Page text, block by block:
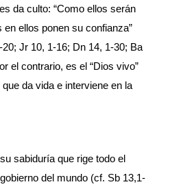
da culto: “Como ellos serán
ellos ponen su confianza”
Jr 10, 1-16; Dn 14, 1-30; Ba
el contrario, es el “Dios vivo”
da vida e interviene en la
sabiduría que rige todo el
del mundo (cf. Sb 13,1-